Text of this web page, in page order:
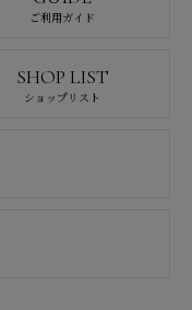
ご利用ガイド
SHOP LIST
ショップリスト